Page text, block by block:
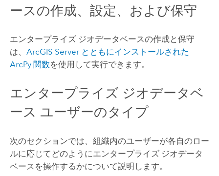
ースの作成、設定、および保守
エンタープライズ ジオデータベースの作成と保守
は、 ArcGIS Serverとともにインストールされた
ArcPy関数を使用して実行できます。
エンタープライズ ジオデータベ
ース ユーザーのタイプ
次のセクションでは、組織内のユーザーが各自のロー
ルに応じてどのようにエンタープライズ ジオデータ
ベースを操作するかについて説明します。